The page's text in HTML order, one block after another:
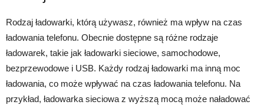
Rodzaj ładowarki, którą używasz, również ma wpływ na czas
ładowania telefonu. Obecnie dostępne są różne rodzaje
ładowarek, takie jak ładowarki sieciowe, samochodowe,
bezprzewodowe i USB. Każdy rodzaj ładowarki ma inną moc
ładowania, co może wpływać na czas ładowania telefonu. Na
przykład, ładowarka sieciowa z wyższą mocą może naładować